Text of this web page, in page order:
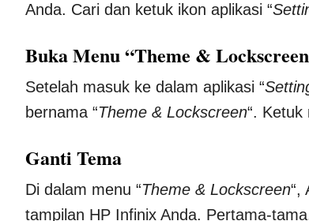
Anda. Cari dan ketuk ikon aplikasi “
Buka Menu “Theme &
Setelah masuk ke dalam aplikasi “
bernama “Theme & Lockscreen“. Ketuk
Ganti Tema
Di dalam menu “Theme & Lockscreen“,
tampilan HP Infinix Anda. Pertama-